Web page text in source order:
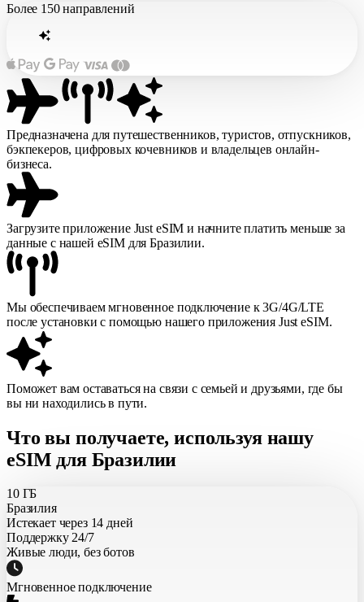
Более 150 направлений
Предназначена для путешественников, туристов, отпускников,
бэкпекеров, цифровых кочевников и владельцев онлайн-
бизнеса.
Загрузите приложение Just eSIM и начните платить меньше за
данные с нашей eSIM для Бразилии.
Мы обеспечиваем мгновенное подключение к 3G/4G/LTE
после установки с помощью нашего приложения Just eSIM.
Поможет вам оставаться на связи с семьей и друзьями, где бы
вы ни находились в пути.
Что вы получаете, используя нашу
eSIM для Бразилии
10 ГБ
Бразилия
Истекает через 14 дней
Поддержку 24/7
Живые люди, без ботов
Мгновенное подключение